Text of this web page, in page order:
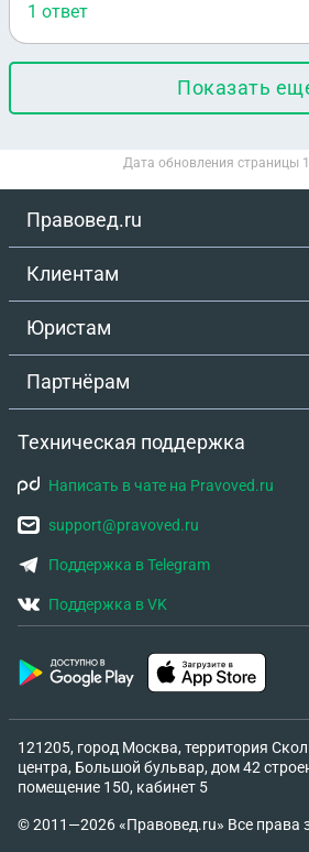
1 ответ
Показать
Дата обновления страницы
Правовед.ru
Клиентам
Юристам
Партнёрам
Техническая поддержка
Написать в чате на Pravoved.ru
support@pravoved.ru
Поддержка в Telegram
Поддержка в VK
121205, город Москва, территория
центра, Большой бульвар, дом 42
помещение 150, кабинет 5
© 2011—2026 «Правовед.ru» Все